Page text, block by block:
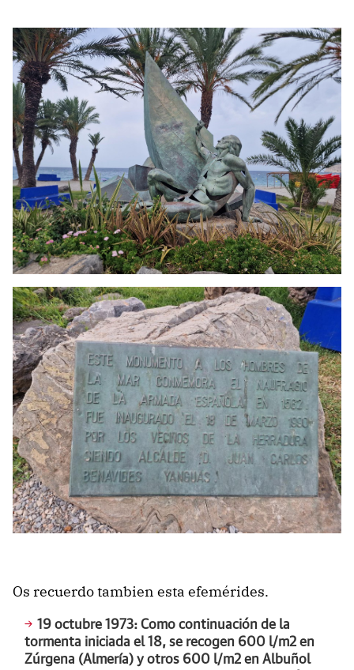
Os recuerdo tambien esta efemérides.
19 octubre 1973: Como continuación de la
tormenta iniciada el 18, se recogen 600 l/m2 en
Zúrgena (Almería) y otros 600 l/m2 en Albuñol